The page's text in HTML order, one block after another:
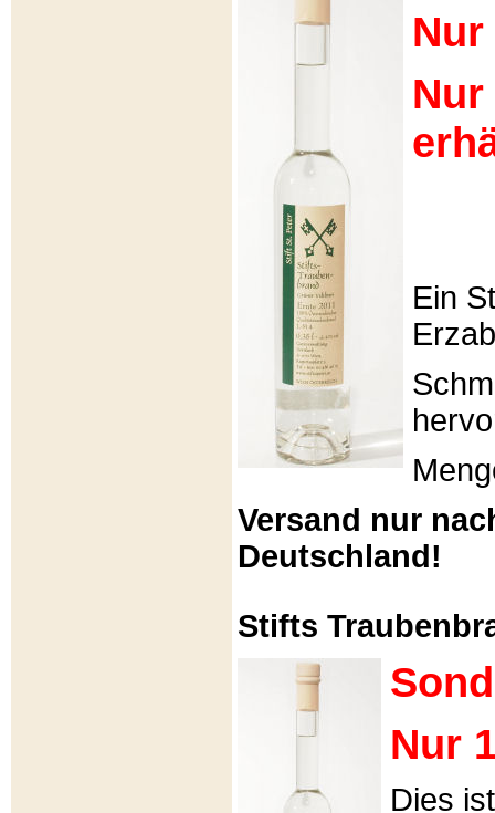
Nur
Ein
Versand nur
Deutschland!
Stifts
Nur
Dies